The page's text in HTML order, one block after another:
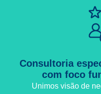
Consultoria
com foco
Unimos visão de